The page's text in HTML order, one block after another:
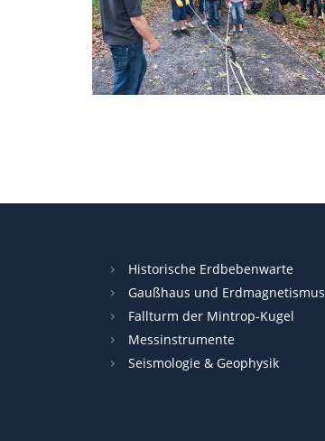
Historische Erdbebenwarte
Gaußhaus und Erdmagnetismus
Fallturm der Mintrop-Kugel
Messinstrumente
Seismologie & Geophysik